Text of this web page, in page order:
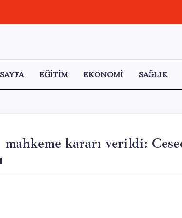
EĞİTİM EKONOMİ SAĞLIK
kararı verildi: